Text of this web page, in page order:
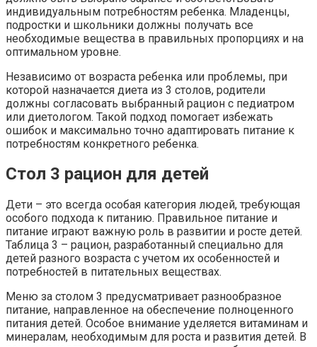
индивидуальным потребностям ребенка. Младенцы,
подростки и школьники должны получать все
необходимые вещества в правильных пропорциях и на
оптимальном уровне.
Независимо от возраста ребенка или проблемы, при
которой назначается диета из 3 столов, родители
должны согласовать выбранный рацион с педиатром
или диетологом. Такой подход помогает избежать
ошибок и максимально точно адаптировать питание к
потребностям конкретного ребенка.
Стол 3 рацион для детей
Дети – это всегда особая категория людей, требующая
особого подхода к питанию. Правильное питание и
питание играют важную роль в развитии и росте детей.
Таблица 3 – рацион, разработанный специально для
детей разного возраста с учетом их особенностей и
потребностей в питательных веществах.
Меню за столом 3 предусматривает разнообразное
питание, направленное на обеспечение полноценного
питания детей. Особое внимание уделяется витаминам и
минералам, необходимым для роста и развития детей. В